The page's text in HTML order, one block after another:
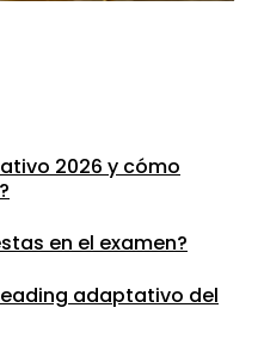
2026 y cómo
en el examen?
adaptativo del